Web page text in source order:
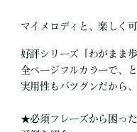
マイメロディと、楽しく
好評シリーズ「わがまま
全ページフルカラーで、
実用性もバツグンだから
★必須フレーズから困っ